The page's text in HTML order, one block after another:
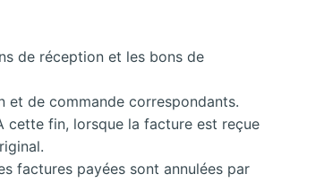
de réception et les bons de
et de commande correspondants.
cette fin, lorsque la facture est reçue
factures payées sont annulées par